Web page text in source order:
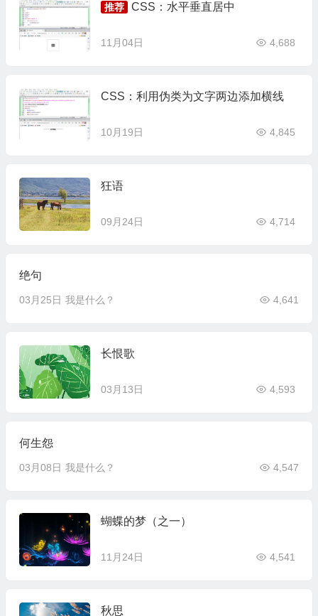
推荐 CSS：水平垂直居中
11月04日 4,688
CSS：利用伪类为文字两边添加横线
10月19日 4,845
狂语
09月24日 4,714
绝句
03月25日 我是什么？ 4,641
长恨歌
03月13日 4,593
何生怨
03月08日 我是什么？ 4,547
蝴蝶的梦（之一）
11月24日 4,541
秋思